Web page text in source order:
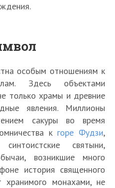
особым отношениям к
Здесь объектами
только храмы и древние
явления. Миллионы
сакуры во время
к горе Фудзи,
святыни,
возникшие много
история священного
хранимого монахами, не